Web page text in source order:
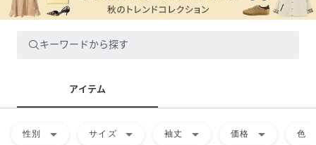
キーワードから探す
アイテム
性別 arrow_drop_down サイズ arrow_drop_down 袖丈 arrow_drop_down 価格 arrow_drop_down 色